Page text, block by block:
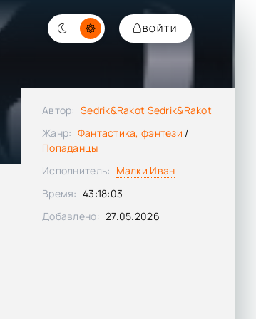
ВОЙТИ
Автор: Sedrik&Rakot Sedrik&Rakot
Жанр: Фантастика, фэнтези /
Попаданцы
Исполнитель: Малки Иван
Время: 43:18:03
Добавлено: 27.05.2026